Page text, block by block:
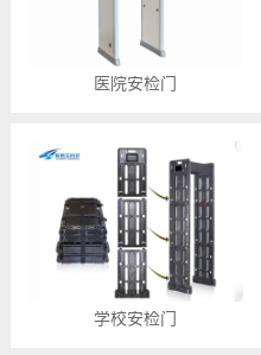
医院安检门
学校安检门